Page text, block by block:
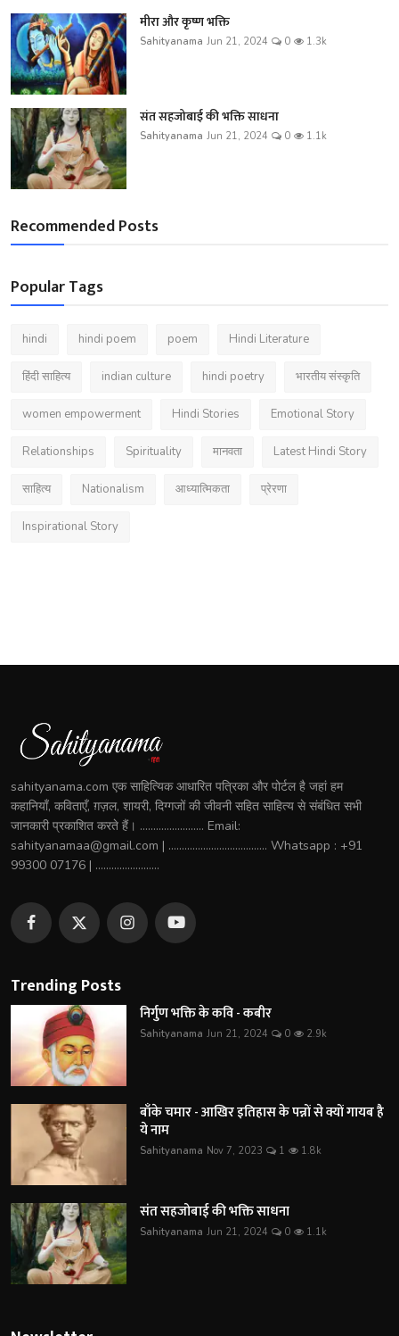
मीरा और कृष्ण भक्ति
Sahityanama Jun 21, 2024 0 1.3k
संत सहजोबाई की भक्ति साधना
Sahityanama Jun 21, 2024 0 1.1k
Recommended Posts
Popular Tags
hindi hindi poem poem Hindi Literature
हिंदी साहित्य indian culture hindi poetry भारतीय संस्कृति
women empowerment Hindi Stories Emotional Story
Relationships Spirituality मानवता Latest Hindi Story
साहित्य Nationalism आध्यात्मिकता प्रेरणा
Inspirational Story
sahityanama.com एक साहित्यिक आधारित पत्रिका और पोर्टल है जहां हम
कहानियाँ, कविताएँ, ग़ज़ल, शायरी, दिग्गजों की जीवनी सहित साहित्य से संबंधित सभी
जानकारी प्रकाशित करते हैं। ........................ Email:
sahityanamaa@gmail.com | ..................................... Whatsapp : +91
99300 07176 | ........................
Trending Posts
निर्गुण भक्ति के कवि - कबीर
Sahityanama Jun 21, 2024 0 2.9k
बाँके चमार - आखिर इतिहास के पन्नों से क्यों गायब है
ये नाम
Sahityanama Nov 7, 2023 1 1.8k
संत सहजोबाई की भक्ति साधना
Sahityanama Jun 21, 2024 0 1.1k